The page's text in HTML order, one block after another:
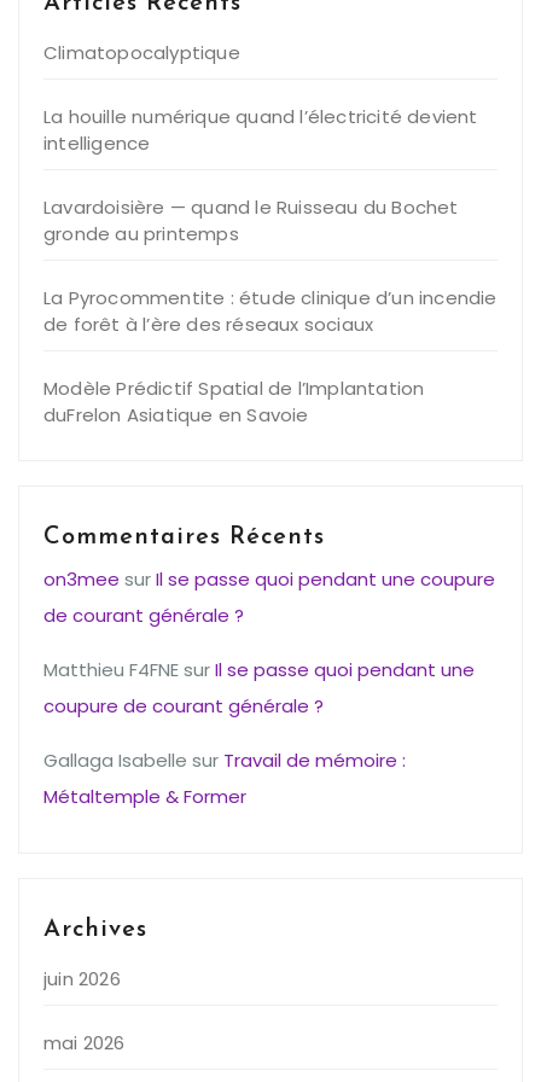
Climatopocalyptique
La houille numérique quand l’électricité devient
intelligence
Lavardoisière — quand le Ruisseau du Bochet
gronde au printemps
La Pyrocommentite : étude clinique d’un incendie
de forêt à l’ère des réseaux sociaux
Modèle Prédictif Spatial de l’Implantation
duFrelon Asiatique en Savoie
Commentaires Récents
on3mee surIl se passe quoi pendant une coupure
de courant générale ?
Matthieu F4FNEsurIl se passe quoi pendant une
coupure de courant générale ?
Gallaga Isabelle sur Travail de mémoire :
Métaltemple & Former
Archives
juin 2026
mai 2026